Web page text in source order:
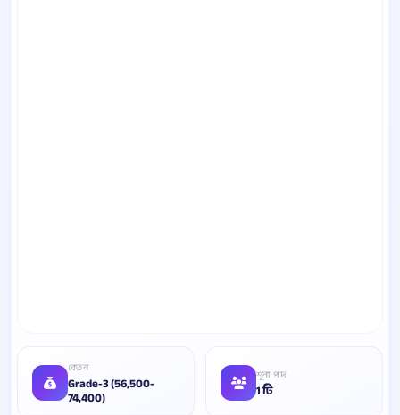
বেতন
Grade-3 (56,500-
74,400)
শূন্য পদ
1 টি